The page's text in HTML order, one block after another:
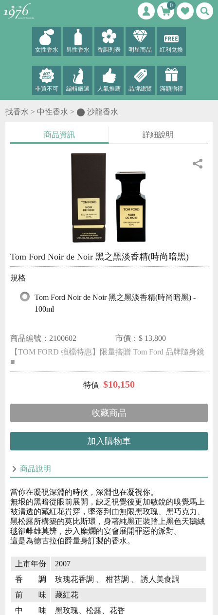
0
女性香水 男性香水 香調列表 明星商品 紅利兌換
非買不可 編輯嚴選 人氣推薦 品牌總覽 滿額贈禮
找香水 > 中性香水 > ⬤ 沙龍香水
商品資訊 詳細說明
Tom Ford Noir de Noir 黑之黑淡香精(時尚暗黑)
規格
Tom Ford Noir de Noir 黑之黑淡香精(時尚暗黑) -
100ml
商品編號： 2100602 市價：$ 13,800
【TOM FORD 強檔特惠】限量搭贈 Tom Ford 品牌隨身鏡
■
$10,150
收藏商品
加入購物車
商品說明
當你在凝視深淵的時候，深淵也在凝視你。
無垠的黑暗從眼前展開，缺乏視覺後更加敏銳的嗅覺馬上
被清透的藏紅花貫穿，墜落到由無限黑玫瑰、黑巧克力、
黑松露所構築的莫比斯環，身著純黑正裝踏上黑色天鵝絨
毯卻雌雄莫辨，步入糜爛的宴會展開罪惡的派對。
這是為德古拉伯爵量身訂製的香水。
上市年份
2007
香 調
玫瑰花香調 、 柑苔調 、 誘人美食調
前 味
藏紅花
中 味
黑玫瑰、松露、花香